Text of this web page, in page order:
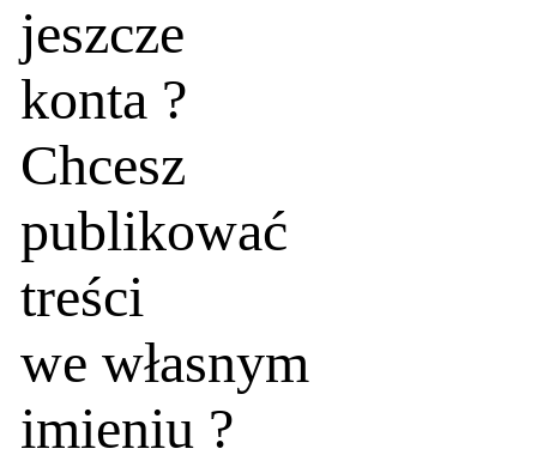
jeszcze
konta ?
Chcesz
publikować
treści
we własnym
imieniu ?